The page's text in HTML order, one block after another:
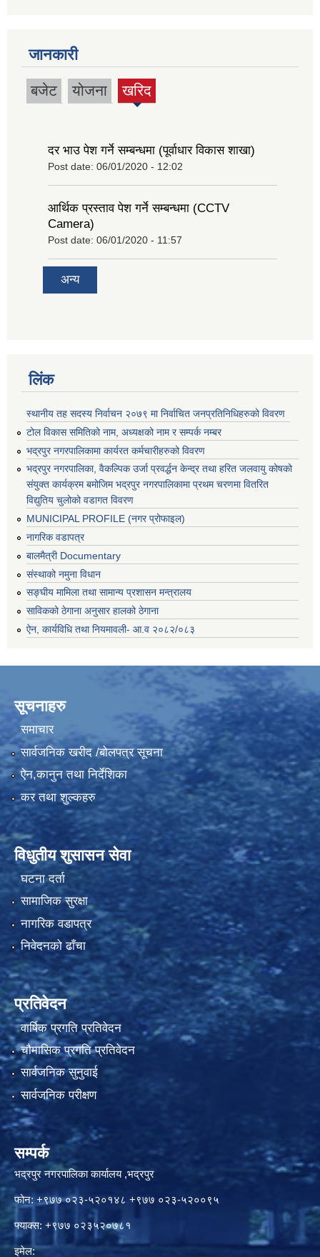
जानकारी
बजेट योजना खरिद
(active
दर भाउ पेश गर्ने सम्बन्धमा (पूर्वाधार विकास शाखा)
Post date: 06/01/2020 - 12:02
आर्थिक प्रस्ताव पेश गर्ने सम्बन्धमा (CCTV
Camera)
Post date: 06/01/2020 - 11:57
अन्य
लिंक
स्थानीय तह सदस्य निर्वाचन २०७९ मा निर्वाचित जनप्रतिनिधिहरुको विवरण
टोल विकास समितिको नाम, अध्यक्षको नाम र सम्पर्क नम्बर
भद्रपुर नगरपालिकामा कार्यरत कर्मचारीहरुको विवरण
भद्रपुर नगरपालिका, वैकल्पिक उर्जा प्रवर्द्धन केन्द्र तथा हरित जलवायु कोषको
संयुक्त कार्यक्रम बमोजिम भद्रपुर नगरपालिकामा प्रथम चरणमा वितरित
विद्युतिय चुलोको वडागत विवरण
MUNICIPAL PROFILE (नगर प्रोफाइल)
नागरिक वडापत्र
बालमैत्री Documentary
संस्थाको नमुना विधान
सङ्घीय मामिला तथा सामान्य प्रशासन मन्त्रालय
साविकको ठेगाना अनुसार हालको ठेगाना
ऐन, कार्यविधि तथा नियमावली- आ.व २०८२/०८३
सूचनाहरु
समाचार
सार्वजनिक खरीद /बोलपत्र सूचना
ऐन,कानुन तथा निर्देशिका
कर तथा शुल्कहरु
विधुतीय शुसासन सेवा
घटना दर्ता
सामाजिक सुरक्षा
नागरिक वडापत्र
निवेदनको ढाँचा
प्रतिवेदन
वार्षिक प्रगति प्रतिवेदन
चौमासिक प्रगति प्रतिवेदन
सार्वजनिक सुनुवाई
सार्वजनिक परीक्षण
सम्पर्क
भद्रपुर नगरपालिका कार्यालय ,भद्रपुर
फोन: +९७७ ०२३-५२०१४८ +९७७ ०२३-५२००९५
फ्याक्स: +९७७ ०२३५२०७८१
इमेल: